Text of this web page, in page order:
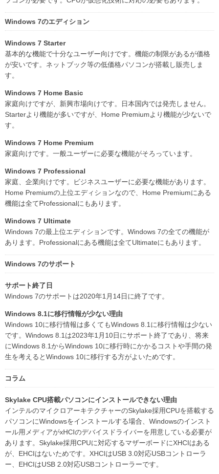
Windows 7のエディション
Windows 7 Starter
基本的な機能で十分なユーザー向けです。機能の制限があるが価格
が安いです。ネットブック等の低価格パソコンが搭載し販売しま
す。
Windows 7 Home Basic
家庭向けですが、新興市場向けです。日本国内では発売しません。
Starterより機能が多いですが、Home Premiumより機能が少ないで
す。
Windows 7 Home Premium
家庭向けです。一般ユーザーに必要な機能がそろっています。
Windows 7 Professional
家庭、企業向けです。ビジネスユーザーに必要な機能があります。
Home Premiumの上位エディションなので、Home Premiumにある
機能は全てProfessionalにもあります。
Windows 7 Ultimate
Windows 7の最上位エディションです。Windows 7の全ての機能が
あります。Professionalにある機能は全てUltimateにもあります。
Windows 7のサポート
サポート終了日
Windows 7のサポートは2020年1月14日に終了です。
Windows 8.1に移行情報が少ない理由
Windows 10に移行情報は多くてもWindows 8.1に移行情報は少ない
です。Windows 8.1は2023年1月10日にサポート終了であり、将来
にWindows 8.1からWindows 10に移行時にかかるコストや手間の発
生を考えるとWindows 10に移行する方がよいためです。
コラム
Skylake CPU搭載パソコンにインストールできない理由
インテルのマイクロアーキテクチャーのSkylake採用CPUを搭載する
パソコンにWindowsをインストールする場合、Windowsのインスト
ール用メディアがxHCIのデバイスドライバーを用意している必要が
あります。Skylake採用CPUに対応するマザーボードにXHCIはある
が、EHCIはないためです。XHCIはUSB 3.0対応USBコントローラ
ー、EHCIはUSB 2.0対応USBコントローラーです。